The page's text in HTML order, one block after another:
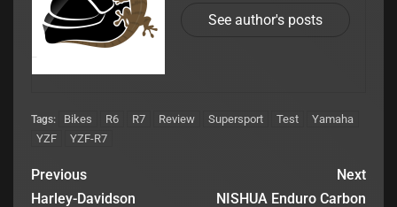
See author's posts
Tags: Bikes R6 R7 Review Supersport Test
Yamaha
YZF
YZF-R7
Previous
Harley-Davidson
Next
NISHUA Enduro Carbon